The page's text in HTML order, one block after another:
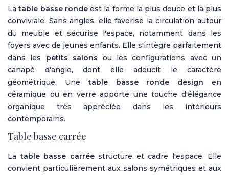
Latable basse rondeest la forme la plus douce et la plus
conviviale. Sans angles, elle favorise la circulation autour
du meuble et sécurise l'espace, notamment dans les
foyers avec de jeunes enfants. Elle s'intègre parfaitement
dans les petits salons ou les configurations avec un
canapé d'angle, dont elle adoucit le caractère
géométrique. Unetable basse ronde design en
céramique ou en verre apporte une touche d'élégance
organique très appréciée dans les intérieurs
contemporains.
Table basse carrée
Latable basse carréestructure et cadre l'espace. Elle
convient particulièrement aux salons symétriques et aux